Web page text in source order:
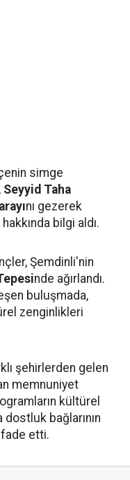
simge
, Seyyid Taha
nı gezerek
bilgi aldı.
Şemdinli'nin
nde ağırlandı.
buluşmada,
zenginlikleri
şehirlerden gelen
memnuniyet
kültürel
bağlarının
etti.